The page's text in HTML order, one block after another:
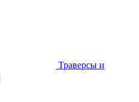
Траверсы и